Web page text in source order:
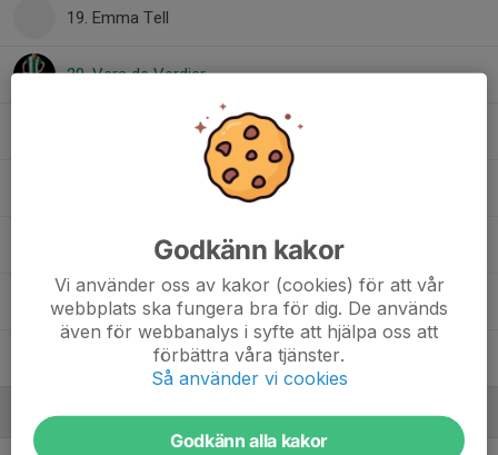
19. Emma Tell
20. Vera de Verdier
23. Irma Fagerlund
33. Edith Sköld Lagercrantz
44. Stella Ericsson
Hedda Thuresson
Ledare
Godkänn kakor
Vi använder oss av kakor (cookies) för att vår
webbplats ska fungera bra för dig. De används
även för webbanalys i syfte att hjälpa oss att
förbättra våra tjänster.
Så använder vi cookies
Godkänn alla kakor